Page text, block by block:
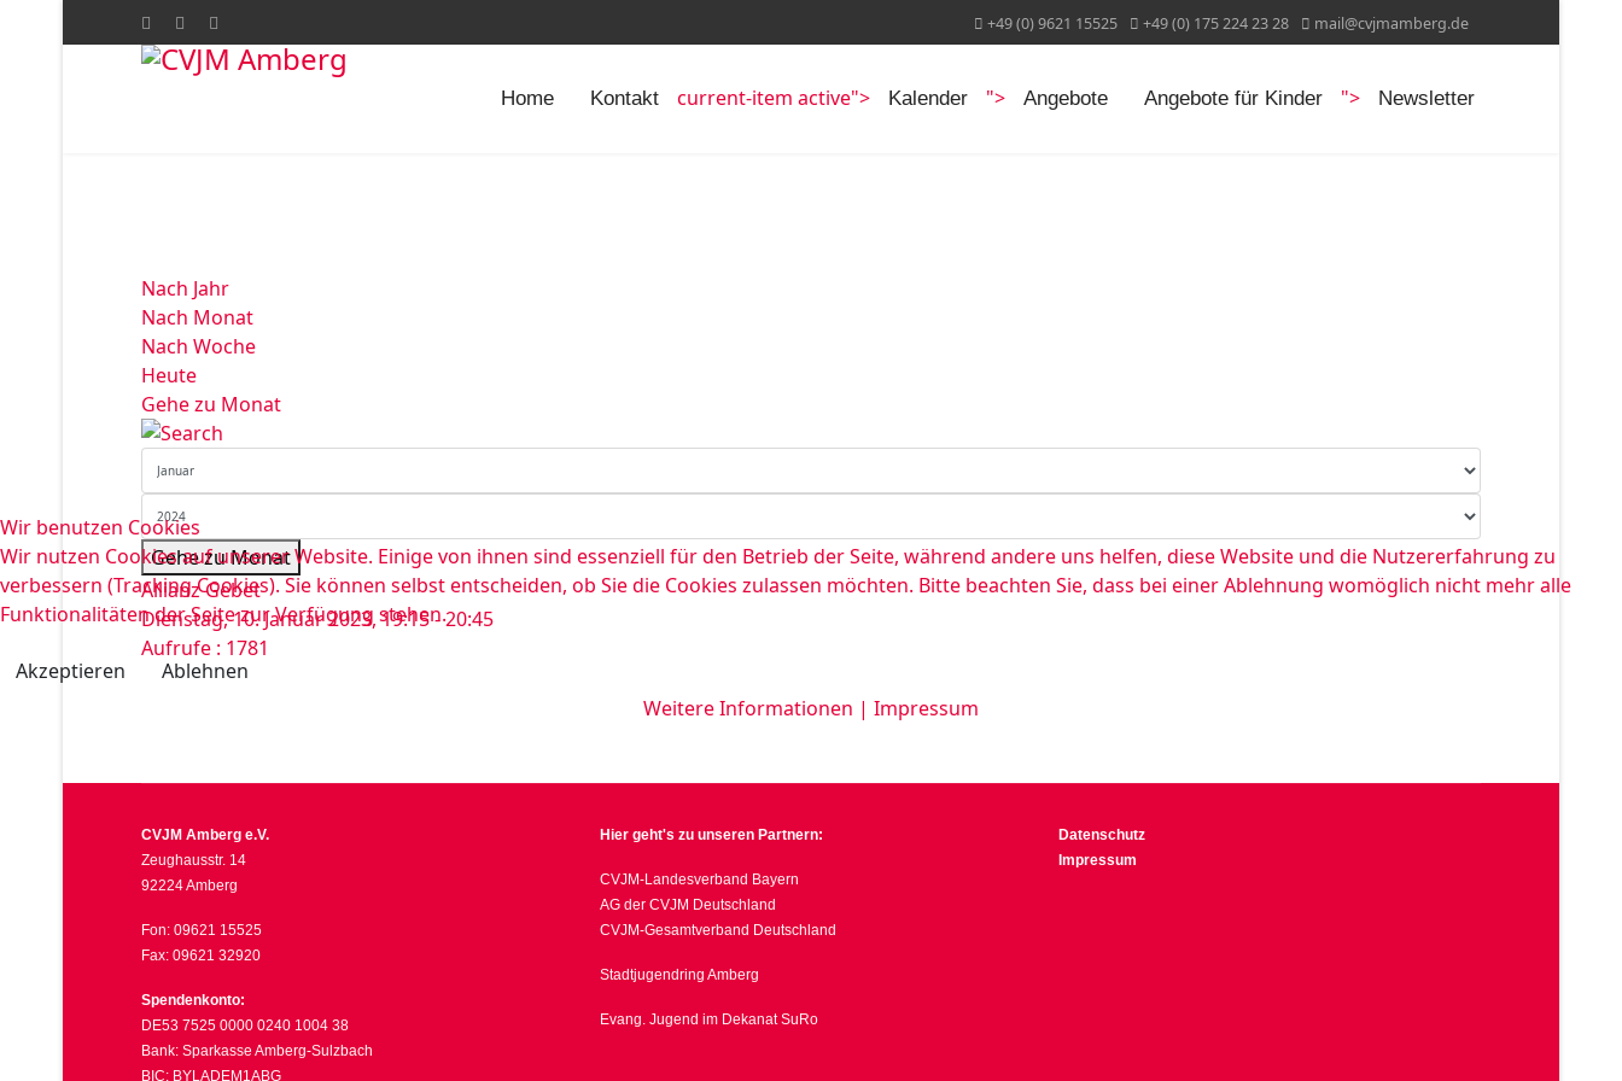
+49 (0) 9621 15525 +49 (0) 175 224 23 28 mail@cvjmamberg.de
Home Kontakt current-item active"> Kalender "> Angebote Angebote für Kinder "> Newsletter
Nach Jahr
Nach Monat
Nach Woche
Heute
Gehe zu Monat
Gehe zu Monat
Allianz Gebet
Dienstag, 10. Januar 2023, 19:15 - 20:45
Aufrufe : 1781
CVJM Amberg e.V.
Zeughausstr. 14
92224 Amberg
Fon: 09621 15525
Fax: 09621 32920
Spendenkonto:
DE53 7525 0000 0240 1004 38
Bank: Sparkasse Amberg-Sulzbach
BIC: BYLADEM1ABG
Hier geht's zu unseren Partnern:
CVJM-Landesverband Bayern
AG der CVJM Deutschland
CVJM-Gesamtverband Deutschland
Stadtjugendring Amberg
Evang. Jugend im Dekanat SuRo
Datenschutz
Impressum
Wir benutzen Cookies
Wir nutzen Cookies auf unserer Website. Einige von ihnen sind essenziell für den Betrieb der Seite, während andere uns helfen, diese Website und die Nutzererfahrung zu
verbessern (Tracking Cookies). Sie können selbst entscheiden, ob Sie die Cookies zulassen möchten. Bitte beachten Sie, dass bei einer Ablehnung womöglich nicht mehr alle
Funktionalitäten der Seite zur Verfügung stehen.
Akzeptieren
Ablehnen
Weitere Informationen | Impressum